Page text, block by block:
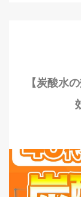
【炭酸水